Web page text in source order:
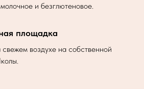
и безглютеновое.
площадка
свежем воздухе на собственной